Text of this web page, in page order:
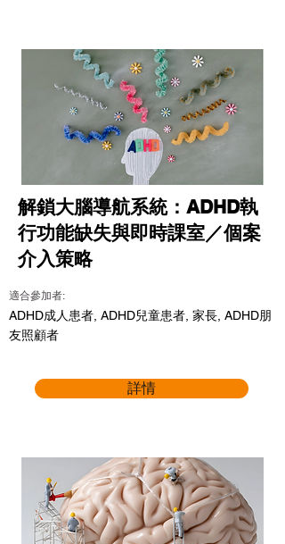
解鎖大腦導航系統：ADHD執
行功能缺失與即時課室／個案
介入策略
適合參加者:
ADHD成人患者, ADHD兒童患者, 家長, ADHD朋
友照顧者
詳情